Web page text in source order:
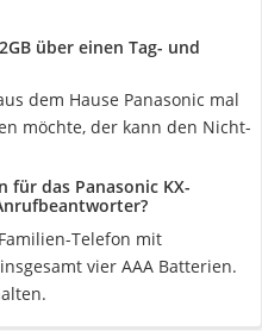
über einen Tag- und
dem Hause Panasonic mal
möchte, der kann den Nicht-
das Panasonic KX-
Telefon mit
vier AAA Batterien.